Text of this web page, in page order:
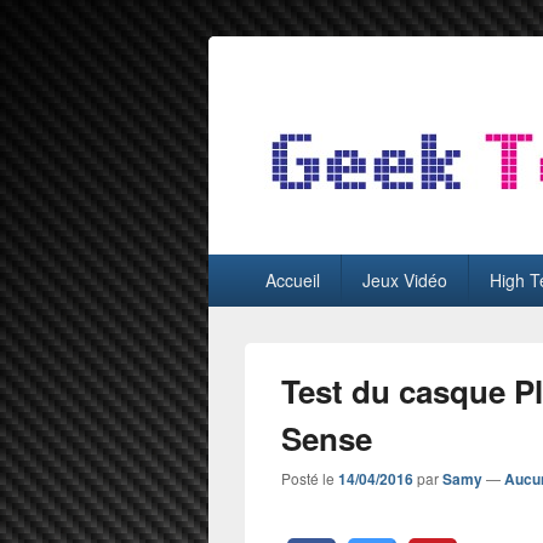
GeekTest
principalAccueil Jeux Vidéo High
Test du casque
Sense
Posté le 14/04/2016parSamy—